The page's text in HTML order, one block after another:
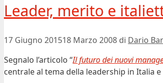
Leader, merito e
17 Giugno 201518 Marzo 2008 di Dario
Segnalo l’articolo “Il futuro dei nuovi
centrale al tema della leadership in Italia